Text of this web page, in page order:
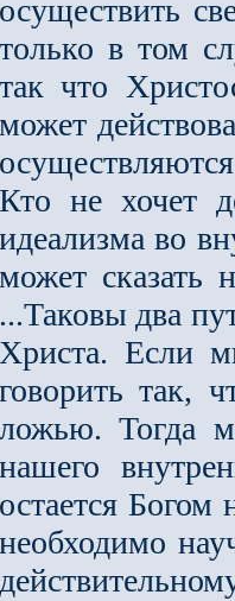
осуществить
только в том
так что
может
Кто не хочет
идеализма во
может сказать
...Таковы два
Христа. Если
говорить так,
ложью. Тогда
нашего
остается
необходимо